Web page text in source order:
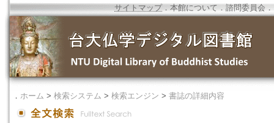
サイトマップ．本館について ． 諮問委員会 ．
． ホーム > 検索システム > 検索エンジン > 書誌の詳細内容